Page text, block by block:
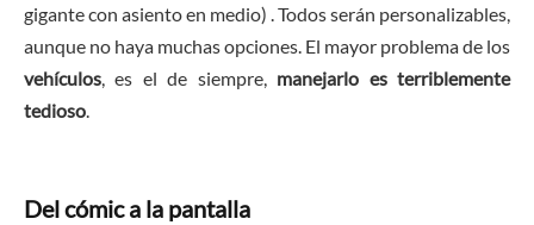
gigante con asiento en medio) . Todos serán personalizables,
aunque no haya muchas opciones. El mayor problema de los
vehículos , es el de siempre, manejarlo es terriblemente
tedioso
Del cómic a la pantalla